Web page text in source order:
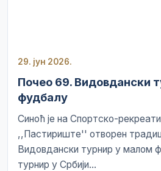
29. јун 2026.
Почео 69. Видовдански
фудбалу
Синоћ је на Спортско-
,,Пастириште'' отворен
Видовдански турнир у малом
турнир у Србији...